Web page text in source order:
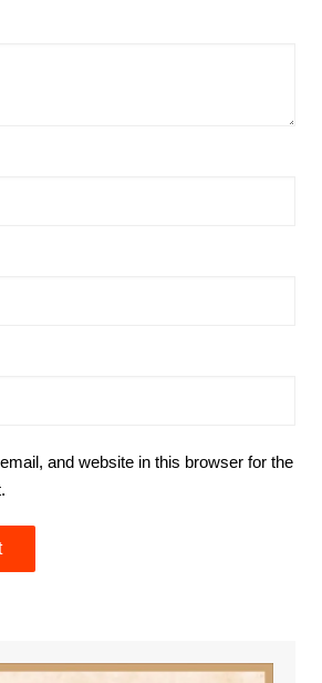
and website in this browser for the